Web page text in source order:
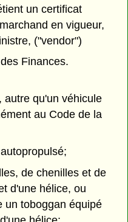
un certificat
en vigueur,
("vendor")
Finances.
autre qu'un véhicule
au Code de la
de chenilles et de
d'une hélice, ou
un toboggan équipé